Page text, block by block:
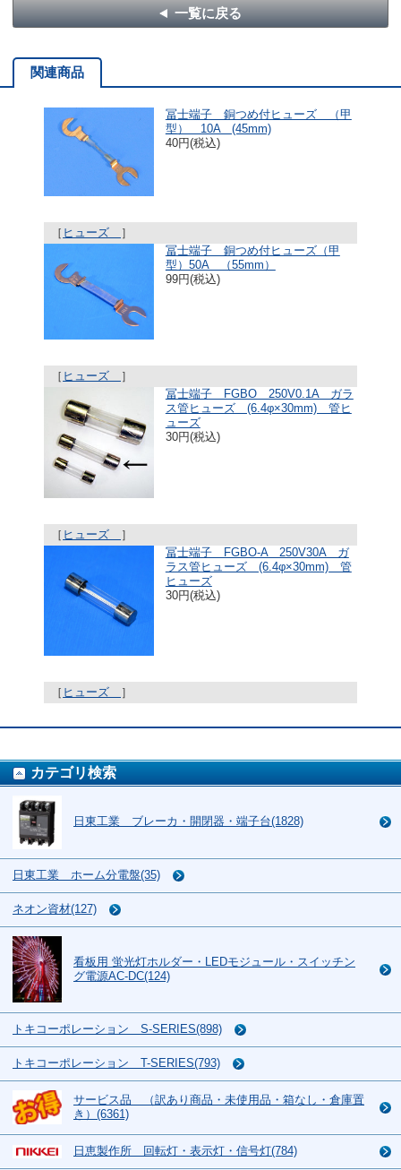
一覧に戻る
関連商品
冨士端子 銅つめ付ヒューズ （甲
型） 10A (45mm)
40円(税込)
［ ヒューズ
］
冨士端子 銅つめ付ヒューズ（甲
型）50A （55mm）
99円(税込)
［ ヒューズ
］
冨士端子 FGBO 250V0.1A ガラ
ス管ヒューズ (6.4φ×30mm) 管ヒ
ューズ
30円(税込)
［ ヒューズ
］
冨士端子 FGBO-A 250V30A ガ
ラス管ヒューズ (6.4φ×30mm) 管
ヒューズ
30円(税込)
［ ヒューズ ］
カテゴリ検索
日東工業 ブレーカ・開閉器・端子台(1828)
日東工業 ホーム分電盤(35)
ネオン資材(127)
看板用 蛍光灯ホルダー・LEDモジュール・スイッチン
グ電源AC-DC(124)
トキコーポレーション S-SERIES(898)
トキコーポレーション T-SERIES(793)
サービス品 （訳あり商品・未使用品・箱なし・倉庫置
き）(6361)
日恵製作所 回転灯・表示灯・信号灯(784)